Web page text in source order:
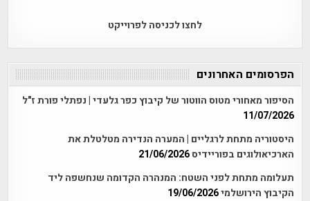
לחצו לכניסה לפרוייקט
הפרסומים האחרונים
הסיפור מאחורי מטוס הווטור של קיבוץ כפר גלעדי | נפתלי פורת ז"ל
11/07/2026
היסטוריה מתחת לרגליים | המערה הנדירה מטלטלת את
הארכיאולוגים בפוריידיס21/06/2026
תעלומה מתחת לפני השטח: המנהרה הקדומה שנחשפה ליד
הקיבוץ הירושלמי19/06/2026